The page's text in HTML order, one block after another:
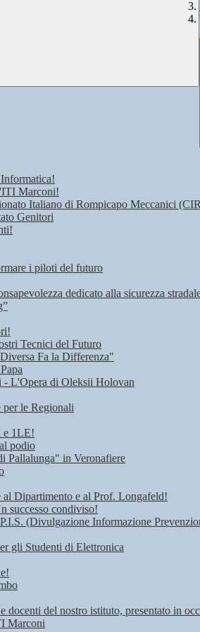
Marconi!
Italiano di Rompicapo Meccanici
Genitori
i piloti del futuro
dedicato alla sicurezza
Tecnici del Futuro
Fa la Differenza"
L'Opera di Oleksii Holovan
le Regionali
e 1LE!
podio
Pallalunga" in Veronafiere
Dipartimento e al Prof. Longafeld!
successo condiviso!
(Divulgazione Informazione
gli Studenti di Elettronica
del nostro istituto, presentato in
Marconi